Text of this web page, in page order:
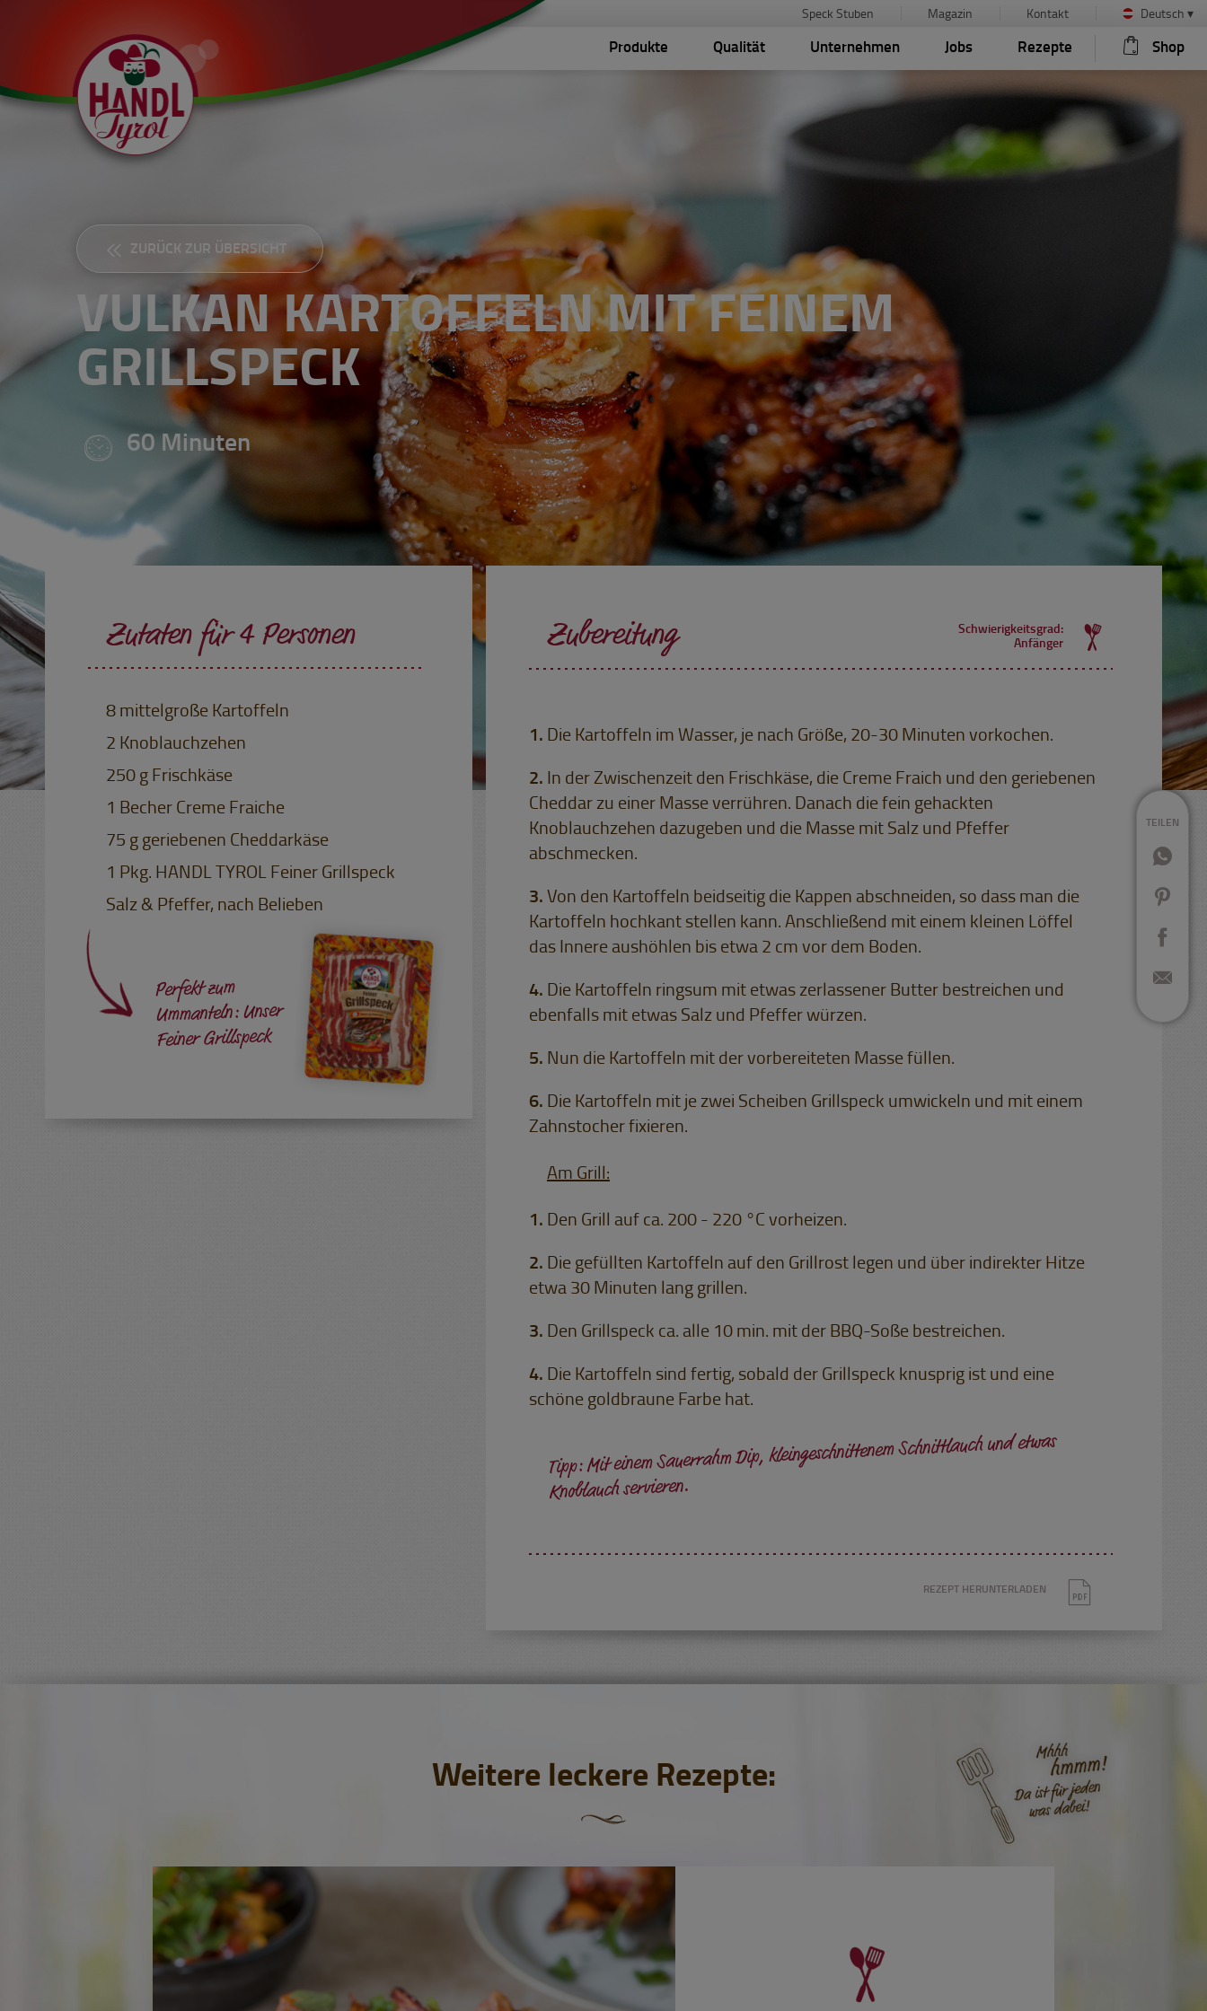
Speck Stuben Magazin Kontakt Deutsch ▾
Produkte Qualität Unternehmen Jobs Rezepte Shop
ZURÜCK ZUR ÜBERSICHT
VULKAN KARTOFFELN MIT FEINEM
GRILLSPECK
60 Minuten
TEILEN
Zutaten für 4 Personen
8 mittelgroße Kartoffeln
2 Knoblauchzehen
250 g Frischkäse
1 Becher Creme Fraiche
75 g geriebenen Cheddarkäse
1 Pkg. HANDL TYROL Feiner Grillspeck
Salz & Pfeffer, nach Belieben
Perfekt zum
Ummanteln: Unser
Feiner Grillspeck
Zubereitung
Schwierigkeitsgrad:
Anfänger
Die Kartoffeln im Wasser, je nach Größe, 20-30 Minuten vorkochen.
In der Zwischenzeit den Frischkäse, die Creme Fraich und den geriebenen
Cheddar zu einer Masse verrühren. Danach die fein gehackten
Knoblauchzehen dazugeben und die Masse mit Salz und Pfeffer
abschmecken.
Von den Kartoffeln beidseitig die Kappen abschneiden, so dass man die
Kartoffeln hochkant stellen kann. Anschließend mit einem kleinen Löffel
das Innere aushöhlen bis etwa 2 cm vor dem Boden.
Die Kartoffeln ringsum mit etwas zerlassener Butter bestreichen und
ebenfalls mit etwas Salz und Pfeffer würzen.
Nun die Kartoffeln mit der vorbereiteten Masse füllen.
Die Kartoffeln mit je zwei Scheiben Grillspeck umwickeln und mit einem
Zahnstocher fixieren.
Am Grill:
Den Grill auf ca. 200 - 220 °C vorheizen.
Die gefüllten Kartoffeln auf den Grillrost legen und über indirekter Hitze
etwa 30 Minuten lang grillen.
Den Grillspeck ca. alle 10 min. mit der BBQ-Soße bestreichen.
Die Kartoffeln sind fertig, sobald der Grillspeck knusprig ist und eine
schöne goldbraune Farbe hat.
Tipp: Mit einem Sauerrahm Dip, kleingeschnittenem Schnittlauch und etwas
Knoblauch servieren.
REZEPT HERUNTERLADEN
Weitere leckere Rezepte: